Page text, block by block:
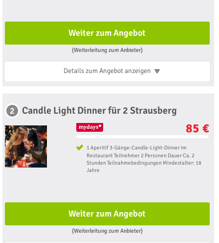
Weiter zum Angebot
(Weiterleitung zum Anbieter)
Details zum Angebotanzeigen
2 Candle Light Dinner für 2 Strausberg
85 €
1 Aperitif 3-Gänge-Candle-Light-Dinner im
Restaurant Teilnehmer 2 Personen Dauer Ca. 2
Stunden Teilnahmebedingungen Mindestalter: 18
Jahre
Weiter zum Angebot
(Weiterleitung zum Anbieter)